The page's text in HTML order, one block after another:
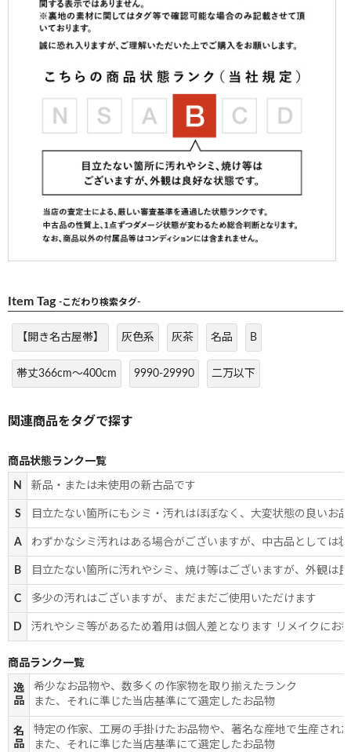
Item Tag -こだわり検索タグ-
【開き名古屋帯】 灰色系 灰茶 名品 B
帯丈366cm～400cm 9990-29990 二万以下
商品状態ランク一覧
N 新品・または未使用の新古品です
S 目立たない箇所にもシミ・汚れはほぼなく、大変状態の良いお
A わずかなシミ汚れはある場合がございますが、中古品としては
B 目立たない箇所に汚れやシミ、焼け等はございますが、外観は
C 多少の汚れはございますが、まだまだご使用いただけます
D 汚れやシミ等があるため着用は個人差となります リメイクにお
商品ランク一覧
逸
品
希少なお品物や、数多くの作家物を取り揃えたランク
また、それに準じた当店基準にて選定したお品物
名
品
特定の作家、工房の手掛けたお品物や、著名な産地で生産され
また、それに準じた当店基準にて選定したお品物